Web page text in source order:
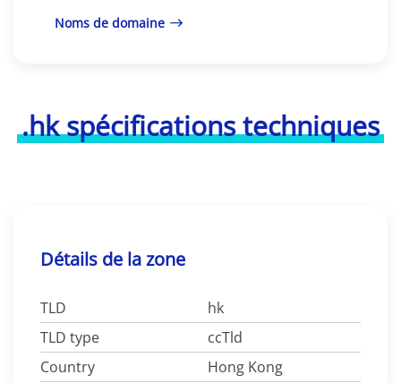
Noms de domaine
.hk spécifications techniques
Détails de la zone
TLD
hk
TLD type
ccTld
Country
Hong Kong